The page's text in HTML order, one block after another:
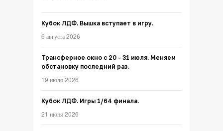
Кубок ЛДФ. Вышка вступает в игру.
6 августа 2026
Трансферное окно с 20 - 31 июля. Меняем
обстановку последний раз.
19 июля 2026
Кубок ЛДФ. Игры 1/64 финала.
21 июня 2026